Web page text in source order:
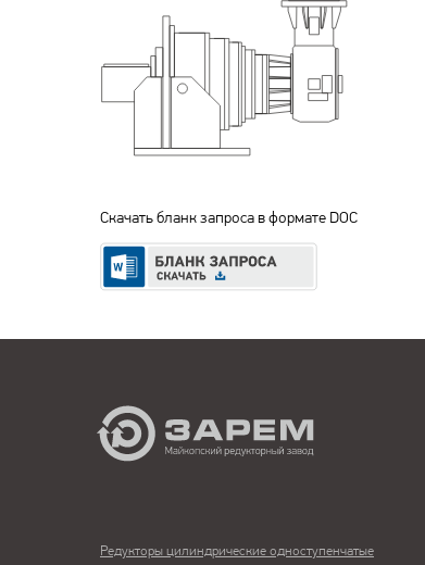
Скачать бланк запроса в формате DOC
Редукторы цилиндрические одноступенчатые